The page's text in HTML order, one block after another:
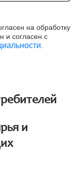
на обработку
и согласен с
и